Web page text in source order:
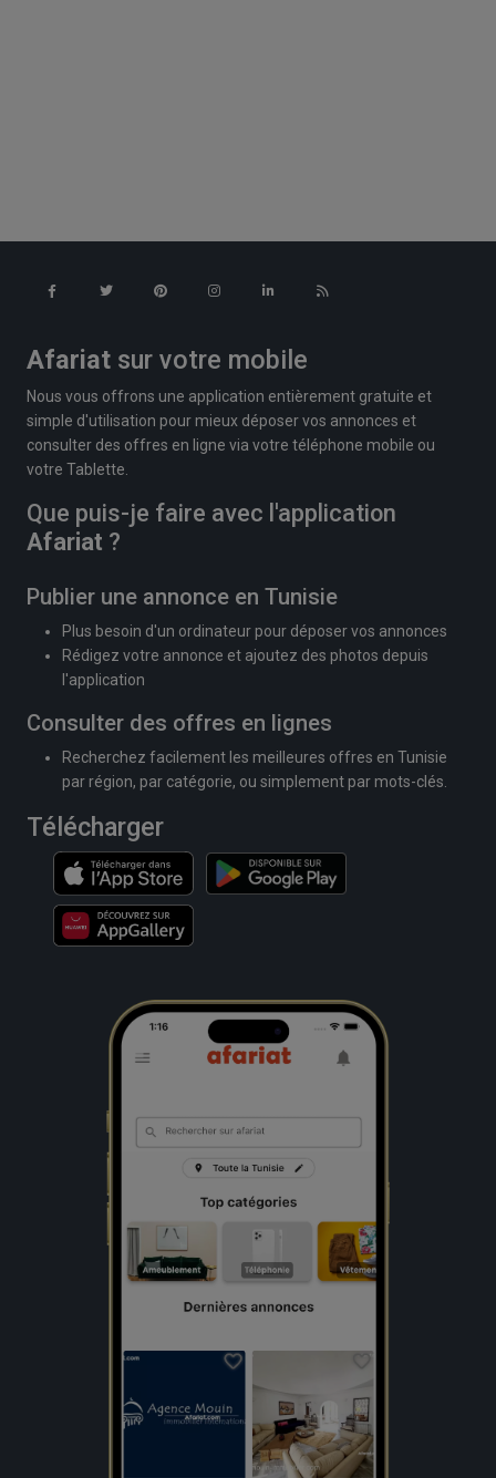
Afariat sur votre mobile
Nous vous offrons une application entièrement gratuite et
simple d'utilisation pour mieux déposer vos annonces et
consulter des offres en ligne via votre téléphone mobile ou
votre Tablette.
Que puis-je faire avec l'application
Afariat ?
Publier une annonce en Tunisie
Plus besoin d'un ordinateur pour déposer vos annonces
Rédigez votre annonce et ajoutez des photos depuis
l'application
Consulter des offres en lignes
Recherchez facilement les meilleures offres en Tunisie
par région, par catégorie, ou simplement par mots-clés.
Télécharger